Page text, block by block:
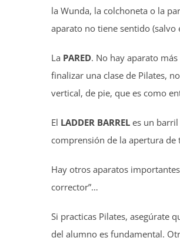
la Wunda, la colchoneta o la
aparato no tiene sentido (salvo
La PARED. No hay aparato
finalizar una clase de Pilates,
vertical, de pie, que es como
El LADDER BARREL es un
comprensión de la apertura de
Hay otros aparatos
corrector”…
Si practicas Pilates, asegúrate
del alumno es fundamental.